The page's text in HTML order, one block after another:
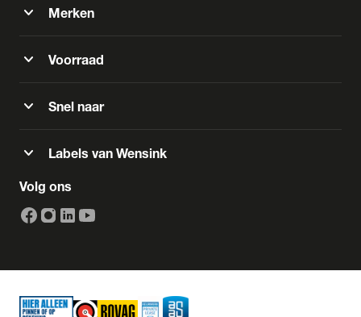
expand_more Merken
expand_more Voorraad
expand_more Snel naar
expand_more Labels van Wensink
Volg ons